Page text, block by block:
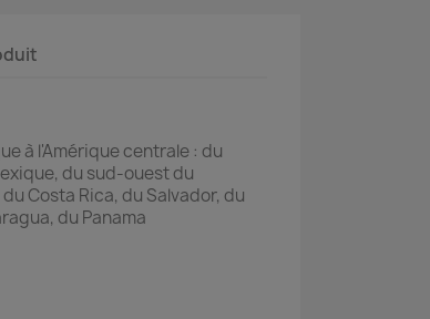
à l'Amérique centrale : du
du sud-ouest du
Costa Rica, du Salvador, du
du Panama